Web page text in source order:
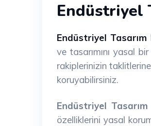
Endüstriyel
Endüstriyel
ve tasarımını yasal
rakiplerinizin
koruyabilirsiniz.
Endüstriyel Tasarım
özelliklerini yasal